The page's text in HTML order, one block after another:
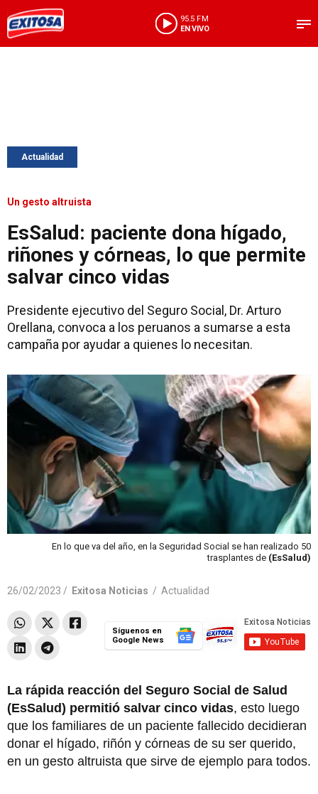
95.5 FM
EN VIVO
Actualidad
Un gesto altruista
EsSalud: paciente dona hígado,
riñones y córneas, lo que permite
salvar cinco vidas
Presidente ejecutivo del Seguro Social, Dr. Arturo
Orellana, convoca a los peruanos a sumarse a esta
campaña por ayudar a quienes lo necesitan.
En lo que va del año, en la Seguridad Social se han realizado 50
trasplantes de (EsSalud)
26/02/2023 / Exitosa Noticias / Actualidad
Síguenos en
Google News
La rápida reacción del Seguro Social de Salud
(EsSalud) permitió salvar cinco vidas, esto luego
que los familiares de un paciente fallecido decidieran
donar el hígado, riñón y córneas de su ser querido,
en un gesto altruista que sirve de ejemplo para todos.